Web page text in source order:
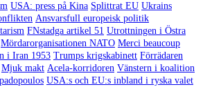
USA: press på Kina Splittrat EU Ukrains
Ansvarsfull europeisk politik
FNstadga artikel 51 Utrottningen i Östra
Mördarorganisationen NATO Merci beaucoup
i Iran 1953 Trumps krigskabinett Förrädaren
Mjuk makt Acela-korridoren Vänstern i koalition
USA:s och EU:s inbland i ryska valet